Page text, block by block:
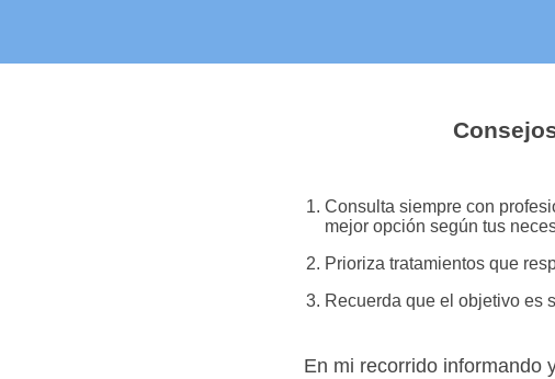
Consulta siempre con
mejor opción según tus
Prioriza tratamientos que
Recuerda que el objetivo es
En mi recorrido informando